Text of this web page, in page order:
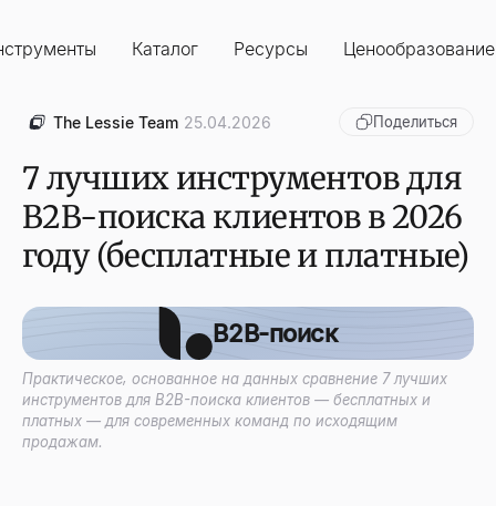
Каталог Ресурсы Ценообразование
The Lessie Team 25.04.2026 Поделиться
7 лучших инструментов для
B2B-поиска клиентов в 2026
году (бесплатные и платные)
B2B-поиск
Практическое, основанное на данных сравнение 7 лучших
инструментов для B2B-поиска клиентов — бесплатных и
платных — для современных команд по исходящим
продажам.